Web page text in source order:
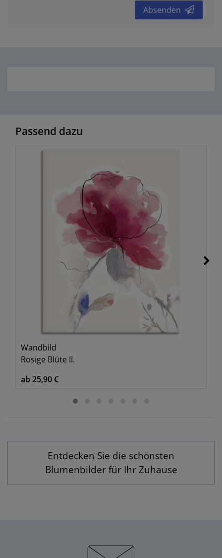
Absenden
Passend dazu
Wandbild
Rosige Blüte II.
ab 25,90 €
Entdecken Sie die schönsten
Blumenbilder für Ihr Zuhause